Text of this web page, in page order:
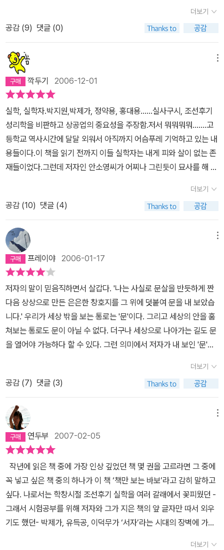
책을 벗삼은 깨달음이다.앞서 말했듯이그들은 눈으로만 책을 읽지 않
았다. 즉 그들은 어떻게 책을 읽어야 하는지 알았다. 결과적으로 그들
은 어떻게 책을 써야 하는지도 알았다. 가령, 유득공은 우리의 역사를
바로잡기 위해 책을 읽었고 몸소 그곳을 수십 번 오가는 번거로움을
마다하지 않았다. 오히려 바보스러울 정도로 그 즐거움에 빠져 들었
다. 그러나 오늘날 우리의 삶은 과거의 이런 재미와 감동에 비하면 건
조하다. 지금 종로에는 18세기 백탑 대신 빌딩들이 우후죽순처럼 세
워졌다. 도시에 갇힌 삶 때문에 18세기와 같이 산다는 것은 모순이다.
변화는 시대적인 흐름이다. 사는 게 편리해졌다. 하지만 정작 중요한
마음의 행복은 찾아볼 수 없다. 우리도 이제 책만 보는 바보가 되었으
면 한다. 18세기 이덕무가 간서치라는 이름으로 되살아나는 것은 이
러한 까닭일 것이다. 그의 집이 구서재(九書齋)라는 사실은 우리에
과 마음만 통한다면 10년이나 어린 사람과도 기꺼이 친구 되기를 마
다하지 않고, 존경하는 이에게는 몇 살 차이가 나지 않아도 스승으로
예우하기를 꺼리지 않는다.이 책은 이덕무 개인만을 다루지 않는다.
그의 벗들, 박제가와 유득공, 백동수와 이서구는 물론, 그의 스승 홍대
용과 박지원에 대하여 새삼 알게 해준다. <북학의>와 <발해고>의 저
자, <을병연행록>과 <열하일기>의 작가라는 딱딱한 역사적 외피 아
래 감추어진 따뜻한 체온이 느껴지고 뜨거운 피가 흐르는 우리와 똑
같이 밥 먹고 숨 쉬는 인간으로서의 그들 말이다. 특히 서얼이라는 신
분의 굴레가 그들에게 얼마나 고뇌와 절망을 안겨주었는지 절감하게
된다.이덕무는 책을 눈으로만 읽지 않는다. 그는 책 속에서 소리를
듣는다. 책 속에는 사람의 목소리가 있다. 그림을 보듯 책을 보기도 한
다. 책에서 풍기는 독특한 내음을 반가워한다. 그의 산문집 제목을 <
내용 곳곳마다 자신의 불우한 처지에 대한 탄식이
깃들어 있다. 반복되는 토로가 그저 개인적 신세 한탄에 머물지 않고
시대적, 제도적 변혁 요구의 당위성으로 연결되는 것은 이덕무와 그
의 벗들이 연행 사신의 수행원이 되어 북경에 가게 되어 만나게 중국
선비들과의 교류이다. 조선 내에서는 불가능했던 일이 중국에서는 자
연스럽게 이루어졌다. 어쩐 연유일까?
고 옷차림이 다르고 풍습이 다른 것을 따지기보다는, 서로의 마음속
에 담긴 생각을 먼저 보았기에 가능한 일이었다. 그러나 정작 같은 나
라 사람들과는 사귀기가 쉽지 않았다. 신분이 다르다는 이유로, 나이
가 많고 적다는 이유로, 가진 것이 있고 없다는 이유로, 서로가 속한
당파가 다르다는 이유로, 미리부터 사람들 사이에 금을 그어 놓았기
때문이다.” (P.150)이덕무를 포함한 소위 백탑파(白塔派)와 북학
파의 당대 지식인들이 그토록 여러 저작을 통해 구현하고자 한 사회
의 미래 모습은 결국 현재보다는 좀 더 나아진 사회, 불평등과 불합리
어디 그들만의 꿈과 희망으로 치부될 수 있겠는가? 우리네가 지향하
는 바도 과거와 다름없이 여전하다.
소중한 삶을 탄식과 분노로 오랫동안 소모하지는 않을 것이다. 순간
순간 최선을 다하노라면 스스로가 빚어 낸 삶이 희미한 빛을 낼 때가
있지 않을까.” (P.245)역사를 과거와 현재의 대화라고 정의한 학자
가 있다. 우리가 옛 고전을 읽는 이유 또한 이와 다르지 않다. 책을 통
해 우리는 옛사람들로부터 그들의 시간을 나누어 받기도 하며, 그들
에게 우리의 시간을 나누어 주기도 한다. “옛사람과 우리가, 우리와
먼 훗날 사람들이, 그렇게 서로 나누며 이어지는 시간들 속에서 함께
던 역사 속 인물을 생생하게 접할 수 있는 좋은 기회였다. 이덕무가 벗
려웠을 것이다. 괜히 홍길동 유머가 나오겠는가.(아버지를 아버지라
부르지 못하고, 형을 형이라...;;;;;) 그만큼 일반대중도 알법한 현실이
또 그가 가질 수 있는 유일한 취미이자 사치였다. 그런 그가 논어를
팔아 끼니를 때워야 했을 때, 벗의 가난함을 아파하며 좌씨전을 팔아
술을 대접한 유득공의 재치와 마음씀씀이는 얼마나 아름답던가. 서
럽고 서러운 그들이 끝내 학문을 놓지 않고, 뜻을 굽히지 않은 것이 그
들을 구원한 것이 아닐까 싶다. 적어도 그들은, 그런 그들의 능력을
알아봐 주는 군주를 만나는 복을 타고 났으니.안타까운 것은 그 점이
다. 그들의 손을 잡아줄 수 있는 군주를 만난 것은 그들의 복이지만,
그 군주의 명이 그닥 길지 못했으니.. 그들이 바라고 꿈꾸던 세상을,
그들의 자식들에게 원하던 만큼 돌려주지 못했으니 말이다. 한 사람
못할 때에 쌓였던 아성도 무너진다는 의미가 된다. 난 그 점에서 정조
의 죽음을 아파하며, 그보다는 자유롭고 능력 위주의 사회인 오늘날
에 태어난 것을 감사하게 여긴다. (지금이라고 양극화 현상이 없는 것
은 절대 아니지만.ㅡ.ㅡ;;;)이 책이 초등학교용 도서에도 꽂혀 있는 것
을 본 적이 있다.(교보문고에서) 확실히 쉽게 쓰여졌다. 실학파들의
계보라던가, 당시 조선의 상황이라던가, 이들이 쓴 책 등등도 모두 일
목요연하게 머리 속에서 정리되는 느낌이다. 그렇지만 초등학생용으
로 보기엔, 이 책 안에 담긴 한과 설움을 이해하기 어려울 듯 싶다. 적
어도 중학생 이상이 되면 이 책을 즐길 수 있지 않을까.맨 뒤에는 인물
과 저서 목록을 가나다 순으로 요약 정리했다. 지루할 수 있는 내용이
지만, 읽어두면 역시 도움이 될 것이다.이 책의 분위기를 만드는 데에
큰 몫을 해낸 그림 이야기를 빼먹었다.그림은 강남미씨가 그렸는데,
이 책의 삽화는 한 페이지의 1/4크기를 넘지 않는다. 딱 그만큼만 차
산하여 순백의 책장과 검은 묵의 조화를 황금률로 보여주고 있다.
(물론, 채색된 그림도 나오지만 모두 수묵의 기법을 사용했다.)1+1으
로 나와서 책이 그렇게 안 팔렸나? 조금 우려도 되었는데, 이 좋은 책
이 왜 안팔렸을까 이젠 안타까움이 든다. 혹시 주저했다면 당장에 장
바구니로 보내기를... 멋과 여운과 실용서적으로서의 장점을 모두 갖
추었으니... ^^
히 생각해 보면 사람의 일을 갖추지 못함이 마치 몸에 마비가 와 거동
이 불편한 반신불수나 다름이 없다. 반나절을 허랑하게 보내는 것은
비유하자면 상란을 만나 결혼할 시기를 놓치는 것이나, 홍수나 가뭄
으로 씨 뿌리고 거둘 때가 어긋나는 것과 비슷하다고 나는 생각한다.
하지만 상란과 홍수나 가뭄이야 어찌 내 스스로 한 것이겠는가? 정
민 선생의 '죽비 소리'라는 책에서 내가 스크랩해 두었던 글이다.이덕
무의 <하루>라는 글. 마치 수도자처럼 서늘한 정신이 느껴진다. 책만
보는 바보, 그가 이덕무라는데 나는 너무 안심이 된다.조선 후기, 그
역동의 시기에 어찌할 줄 모르고 동료들과 토론으로 밤을 새우던 그
분들의 형상화가 정겹기 그지없다. 사람을 홀리려면, 세 가지를 하라
고 했다.첫째, 조명을 활용하고,둘째, 음악을 활용하고,셋째, 화장을
하라고... 간서치를 통해서 본 책읽는 광경은 사람을 홀리기에 충분한
조건을 가졌다.창호지를 비쳐 들어온 은은한 조명과, 간결한 그 음악
적인 글맛과,사나이들의 굵직굵직한 만남의 선은 화장발 저리가라고
(6학년 1학기가 되어야 국사를 배우니깐)중학생이나 고등학생이 읽
거나 성인이 읽어도 참 멋진 책이리라 생각한다.책에 대한 취향도 개
인차가 크지만, 이 책처럼 어렵지 않고, 은근한 <한국의 멋>이 있고,
시대에 따른 고뇌까지 품은 멋진 작품을 만나기란 쉽지 않은 일이
다. 방학을 이용해 동화를 사주고 싶은 사람이나,책을 좋아하는 친구
에게 선물을 주고 싶은 사람이 산다면 후회없을 책이다. 이 책을 읽어
나가면서 만나는 또 하나의 <덤>은 그림같지 않은 그림이다.처음엔
그림이라고 보지 못하고 지나간 부분에, 매혹적인 붓선으로 그려낸
멋진 그림들이 들어 있음을 깨닫고는,그림만 다시 훑어보기도 했을
릴 때까지 기다리지 못하고 산 것에 대해서 정말 잘한 일이라 생각한
다.
더보기
공감 (9) 댓글 (0)
깍두기 2006-12-01
실학, 실학자.박지원,박제가, 정약용, 홍대용......실사구시, 조선후기
성리학을 비판하고 상공업의 중요성을 주장함.저서 뭐뭐뭐뭐.......고
등학교 역사시간에 달달 외워서 아직까지 어슴푸레 기억하고 있는 내
용들이다.이 책을 읽기 전까지 이들 실학자는 내게 피와 살이 없는 존
재들이었다.그런데 저자인 안소영씨가 어찌나 그린듯이 묘사를 해 놓
함께 슬퍼하며같은 책을 읽고, 함께 울분을 토하고, 이들의 가난을 함
께 체험하고 책 속에서 같이 거닐다 빠져나온 듯 하다.간서치.책만 보
는 바보.그러나 그들은 절대 책만 보는 바보는 아니었던 것이책 속에
서 인간에 대한 연민의 마음과나라를 일으킬 새로운 지식과백성들의
어려움을 해결할 실제적인 해결방법을 찾아 헤맸던 사람들이었던 것
이다.그럴 때마다 저는 조선 농민들의 모습이 떠올랐습니다. 하루 종
일 들에서 일하고 돌아와 흙 묻은 옷을 제대로 갈아입지도 못한 채, 때
에 전 가마니 위에 그대로 쓰러져 잠들어야 하는 우리 조선 백성들의
모습 말입니다.'실학' 이라 하면 부국강병이나 근대화, 편리함 등등의
말이 먼저 떠오르지만 실제 그들의 생각이 어디서 출발했는지 느낄
수 있는 대목이다. 백성들의 가난과 고난에 찌든 모습을 가슴이 아리
도록 안타까워 했을 그들의 모습이 이 책에서 절절하도록 묘사된다.
그리고 철저한 신분사회였던 조선에서 서자 출신으로 아웃사이더가
될 수 밖에 없었던 그들의 아픔도 그 위에 오버랩 된다. 역시 아픔을
게 읽을 수 있는 이 책을 쓰기 위해 수많은 고문서와 씨름했을 것이라
짐작된다. 이렇게 문학적 향기가 느껴지는, 역사인물을 소재로 한 소
설(그렇지만 철저한 고증으로 이 책은 그대로 인물열전(?)으로도 읽
힌다)로 우리의 옛 사람을 만나는 기쁨을 다시 누리고 싶다. 나는 사
실로 문살을 반듯하게 짠 다음 상상으로 만든 은은한 창호지를 그 위
에 덧붙여 문을 내 보았습니다. 이 문을 통해 햇살도 드나들고, 바람도
드나들고, 옛사람과 우리의 마음도 서로 드나들 수 있었으면 좋겠습
니다.저자가 자기 책에 대한 묘사를 이렇게 잘해 놓아서 더 덧붙일 말
이 구차할 지경이다. 사실로 짠 문살에 창호지로 바른 상상이라....바
사이 몇쪽을 넘길 때마다, 족자처럼 길게 펼쳐진 그림도 정말 아름다
더보기
공감 (10) 댓글 (4)
프레이야2006-01-17
저자의 말이 믿음직하면서 살갑다. '나는 사실로 문살을 반듯하게 짠
다음 상상으로 만든 은은한 창호지를 그 위에 덧붙여 문을 내 보았습
니다.' 우리가 세상 밖을 보는 통로는 '문'이다. 그리고 세상의 안을 훔
쳐보는 통로도 문이 아닐 수 없다. 더구나 세상으로 나아가는 길도 문
을 열어야 가능하다 할 수 있다. 그런 의미에서 저자가 내 보인 '문'은
막혀있지 않고 잘 통할 것만 같이 열려있는 느낌이다. 비록 그 문이 닫
혀있다해도 말이다. 그 문 옆에 앉아 책을 펼치면 속눈썹 위로 햇살이
아른거리며 기분 좋을 정도로 눈이 부시고 잠이 스르르 들 것만 같이
편안하다. 이런 분위기는 이 책의 책장을 다 덮을 때까지 이어진다. 굳
이 예스러운 문체를 고집하지 않는 이야기방식도 그렇고 사라진 인물
들을 살려내는 데 있어 저자가 바라보는 시선이 또한 그러하다. 이는
무리없이 읽어내려가며 잔잔한 감동을 전해주는 점에서 장점이기도
하지만 어느 부분에서는(특히 초반부) 다소 몽환적이다싶은 묘사가
이덕무란 인물을 현실비관적이거나 유약한 인물로 보이게 하는 것 같
다. 하지만 서두의 이런 분위기는 점점 현실적이고 강인한 미래의식
을 표현하는 것으로 나아간다. 이 책의 주인공은 이덕무이다. 첫번째
이야기에서 그는 자신을 간서치라 하며 겸양한 태도를 보인다. 또한
자신이 책과 만나는 독특한 방식을 감동스럽게 풀어낸다. 가난한 살
더보기
공감 (7) 댓글 (3)
연두부 2007-02-05
작년에 읽은 책 중에 가장 인상 깊었던 책 몇 권을 고르라면 그 중에
꼭 넣고 싶은 책 중의 하나가 이 책 ‘책만 보는 바보’라고 감히 말하고
싶다. 나로서는 학창시절 조선후기 실학을 여러 갈래에서 꽃피웠던 -
그래서 시험공부를 위해 저자와 그가 지은 책의 앞 글자만 따서 외우
기도 했던- 박제가, 유득공, 이덕무가 ‘서자’라는 시대의 장벽에 가로
더보기